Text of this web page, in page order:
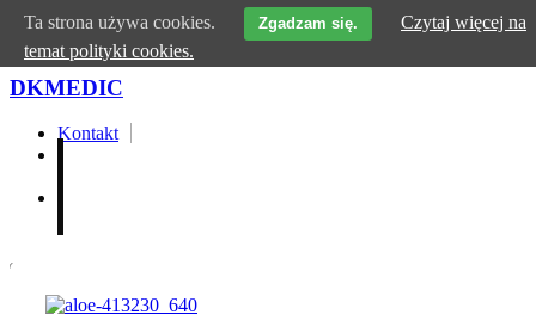
Przejdź do treści
DKMEDIC
Kontakt
O nas
Ta strona używa cookies. Zgadzam się.
Czytaj więcej na
temat polityki cookies.